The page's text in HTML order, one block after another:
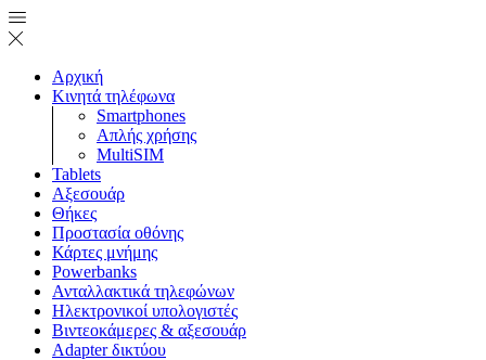
Αρχική
Κινητά τηλέφωνα
Smartphones
Απλής χρήσης
MultiSIM
Tablets
Αξεσουάρ
Θήκες
Προστασία οθόνης
Κάρτες μνήμης
Powerbanks
Ανταλλακτικά τηλεφώνων
Ηλεκτρονικοί υπολογιστές
Βιντεοκάμερες & αξεσουάρ
Adapter δικτύου